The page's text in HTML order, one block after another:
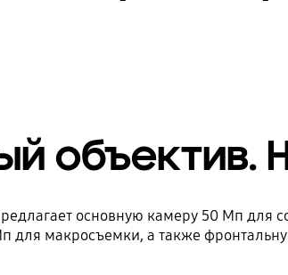
объектив.
основную камеру 50 Мп для
для макросъемки, а также